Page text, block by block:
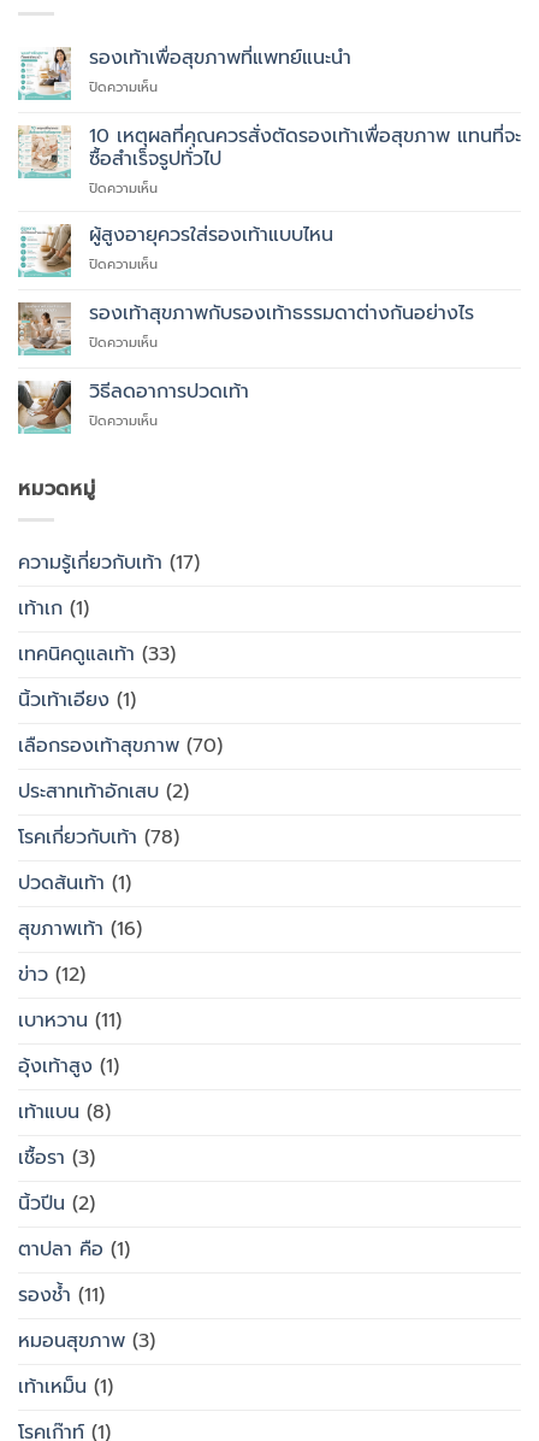
รองเท้าเพื่อสุขภาพที่แพทย์แนะนำ
ปิดความเห็นบน
เพื่อ
สุขภาพ
ที่
แพทย์
10 เหตุผลที่คุณควรสั่งตัดรองเท้าเพื่อสุขภาพ แทนที่จะ
ซื้อสำเร็จรูปทั่วไป
ปิดความเห็นบน
เหตุผล
คุณ
สั่ง
ตัด
รองเท้า
สุขภาพ
ผู้สูงอายุควรใส่รองเท้าแบบไหน
ปิดความเห็นบน
สูง
อายุ
ควร
รองเท้า
ไหน
รองเท้าสุขภาพกับรองเท้าธรรมดาต่างกันอย่างไร
ปิดความเห็นบน
สุขภาพ
กับ
รองเท้า
วิธีลดอาการปวดเท้า
ปิดความเห็นบน
หมวดหมู่
ความรู้เกี่ยวกับเท้า (17)
เท้าเก (1)
เทคนิคดูแลเท้า (33)
นิ้วเท้าเอียง (1)
เลือกรองเท้าสุขภาพ (70)
ประสาทเท้าอักเสบ (2)
โรคเกี่ยวกับเท้า (78)
ปวดส้นเท้า (1)
สุขภาพเท้า (16)
ข่าว (12)
เบาหวาน (11)
อุ้งเท้าสูง (1)
เท้าแบน (8)
เชื้อรา (3)
นิ้วปีน (2)
ตาปลา คือ (1)
รองช้ำ (11)
หมอนสุขภาพ (3)
เท้าเหม็น (1)
โรคเก๊าท์ (1)